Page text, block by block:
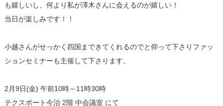
も嬉しいし、何より私が澤木さんに会えるのが嬉しい！
当日が楽しみです！！
小越さんがせっかく四国まできてくれるのでと仰って下さりファッ
ションセミナーも主催して下さります。
2月9日(金) 午前10時～11時30時
テクスポート今治 2階 中会議室 にて